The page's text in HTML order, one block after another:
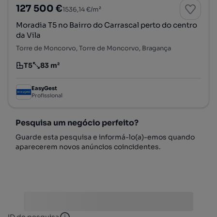
127 500 €1536,14 €/m²
Moradia T5 no Bairro do Carrascal perto do centro
da Vila
Torre de Moncorvo, Torre de Moncorvo, Bragança
Tipologia
T5
Preço por metro quadrado
83 m²
EasyGest
Profissional
Pesquisa um negócio perfeito?
Guarde esta pesquisa e informá-lo(a)-emos quando
aparecerem novos anúncios coincidentes.